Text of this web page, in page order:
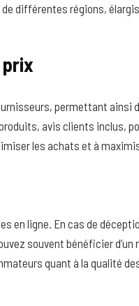
différentes régions,
permettant ainsi
avis clients inclus,
les achats et à
en ligne. En cas de
souvent bénéficier d’un
quant à la qualité